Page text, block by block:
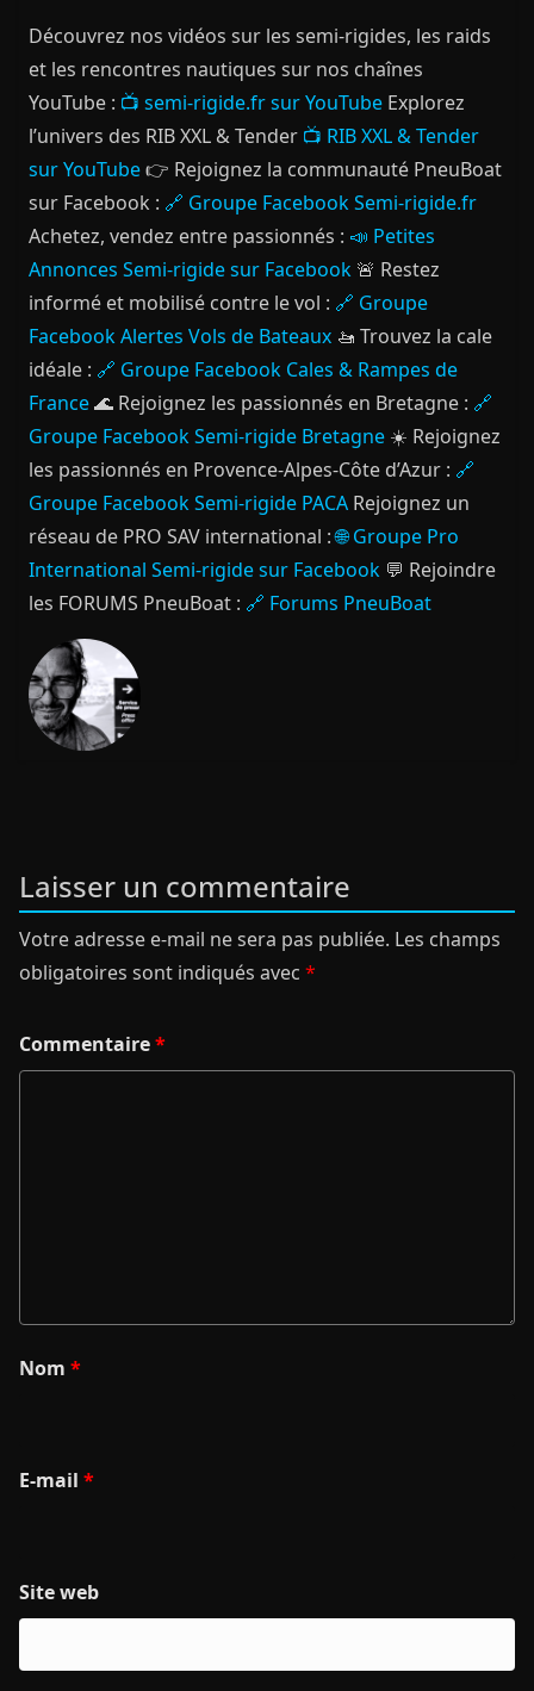
Découvrez nos vidéos sur les semi-rigides, les raids
et les rencontres nautiques sur nos chaînes
YouTube : 📺 semi-rigide.fr sur YouTube Explorez
l’univers des RIB XXL & Tender 📺 RIB XXL & Tender
sur YouTube👉 Rejoignez la communauté PneuBoat
sur Facebook : 🔗 Groupe Facebook Semi-rigide.fr
Achetez, vendez entre passionnés : 📣 Petites
Annonces Semi-rigide sur Facebook 🚨 Restez
informé et mobilisé contre le vol : 🔗 Groupe
Facebook Alertes Vols de Bateaux 🚤 Trouvez la cale
idéale : 🔗 Groupe Facebook Cales & Rampes de
France🌊 Rejoignez les passionnés en Bretagne : 🔗
Groupe Facebook Semi-rigide Bretagne ☀️ Rejoignez
les passionnés en Provence-Alpes-Côte d’Azur : 🔗
Groupe Facebook Semi-rigide PACA Rejoignez un
réseau de PRO SAV international :🌐 Groupe Pro
International Semi-rigide sur Facebook 💬 Rejoindre
les FORUMS PneuBoat : 🔗 Forums PneuBoat
Laisser un commentaire
Votre adresse e-mail ne sera pas publiée. Les champs
obligatoires sont indiqués avec *
Commentaire*
Nom *
E-mail *
Site web